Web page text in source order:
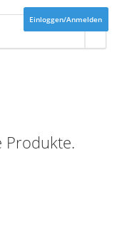
Einloggen/Anmelden
Produkte.